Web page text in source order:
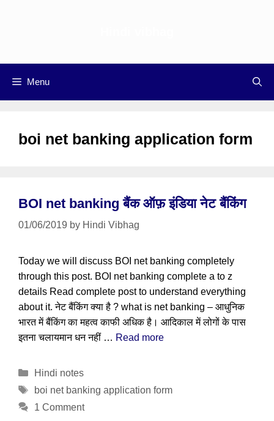
Menu
boi net banking application form
BOI net banking बैंक ऑफ़ इंडिया नेट बैंकिंग
01/06/2019 by Hindi Vibhag
Today we will discuss BOI net banking completely
through this post. BOI net banking complete a to z
details Read complete post to understand everything
about it. नेट बैंकिंग क्या है ? what is net banking – आधुनिक
भारत में बैंकिंग का महत्व काफी अधिक है। आदिकाल में लोगों के पास
इतना चलायमान धन नहीं … Read more
Categories
Hindi notes
Tags
boi net banking application form
1 Comment